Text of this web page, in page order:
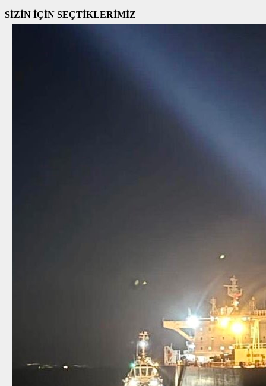
SİZİN İÇİN SEÇTİKLERİMİZ